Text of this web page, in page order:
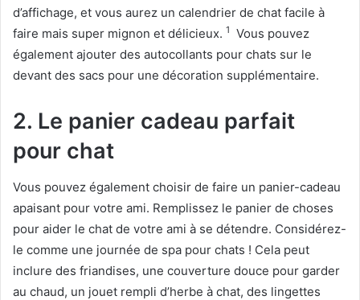
d’affichage, et vous aurez un calendrier de chat facile à
faire mais super mignon et délicieux. 1
Vous pouvez
également ajouter des autocollants pour chats sur le
devant des sacs pour une décoration supplémentaire.
2. Le panier cadeau parfait
pour chat
Vous pouvez également choisir de faire un panier-cadeau
apaisant pour votre ami. Remplissez le panier de choses
pour aider le chat de votre ami à se détendre. Considérez-
le comme une journée de spa pour chats ! Cela peut
inclure des friandises, une couverture douce pour garder
au chaud, un jouet rempli d’herbe à chat, des lingettes